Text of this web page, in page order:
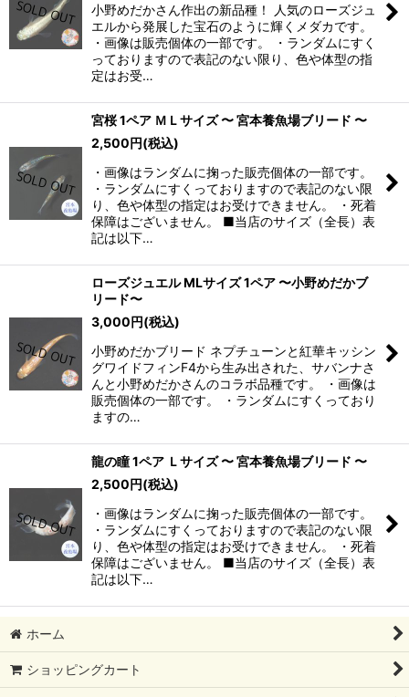
小野めだかさん作出の新品種！ 人気のローズジュ
エルから発展した宝石のように輝くメダカです。
・画像は販売個体の一部です。 ・ランダムにすく
っておりますので表記のない限り、色や体型の指
定はお受…
宮桜 1ペア ＭＬサイズ 〜 宮本養魚場ブリード 〜
2,500円(税込)
・画像はランダムに掬った販売個体の一部です。
・ランダムにすくっておりますので表記のない限
り、色や体型の指定はお受けできません。 ・死着
保障はございません。 ■当店のサイズ（全長）表
記は以下…
ローズジュエル MLサイズ 1ペア 〜小野めだかブ
リード〜
3,000円(税込)
小野めだかブリード ネプチューンと紅華キッシン
グワイドフィンF4から生み出された、サバンナさ
んと小野めだかさんのコラボ品種です。 ・画像は
販売個体の一部です。 ・ランダムにすくっており
ますの…
龍の瞳 1ペア Ｌサイズ 〜 宮本養魚場ブリード 〜
2,500円(税込)
・画像はランダムに掬った販売個体の一部です。
・ランダムにすくっておりますので表記のない限
り、色や体型の指定はお受けできません。 ・死着
保障はございません。 ■当店のサイズ（全長）表
記は以下…
ホーム
ショッピングカート